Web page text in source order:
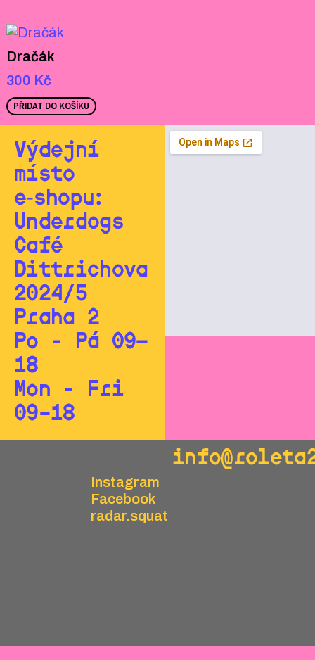
Dračák
300 Kč
PŘIDAT DO KOŠÍKU
Výdejní
místo
e‑shopu:
Underdogs
Café
Dittrichova
2024/5
Praha 2
Po - Pá 09—
18
Mon - Fri
09–18
Instagram
Facebook
radar.squat